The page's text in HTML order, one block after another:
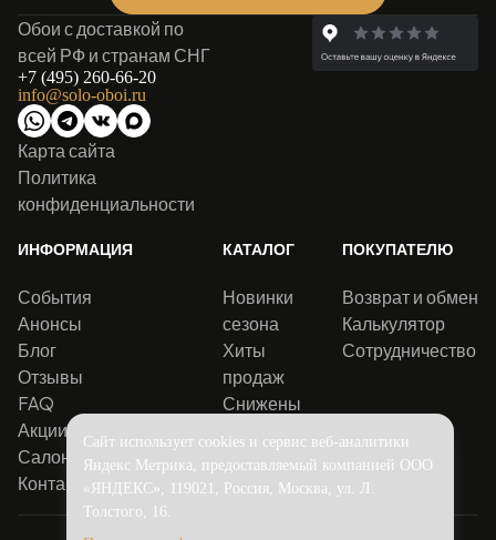
Обои с доставкой по
всей РФ и странам СНГ
+7 (495) 260-66-20
info@solo-oboi.ru
Карта сайта
Политика
конфиденциальности
ИНФОРМАЦИЯ
События
Анонсы
Блог
Отзывы
FAQ
Акции
Салоны
Контакты
КАТАЛОГ
Новинки
сезона
Хиты
продаж
Снижены
ПОКУПАТЕЛЮ
Возврат и обмен
Калькулятор
Сотрудничество
Сайт использует cookies и сервис веб-аналитики
Яндекс Метрика, предоставляемый компанией ООО
«ЯНДЕКС», 119021, Россия, Москва, ул. Л.
Толстого, 16.